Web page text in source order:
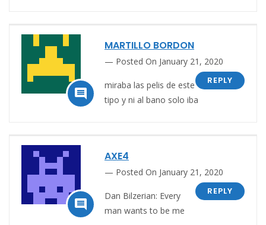

MARTILLO BORDON
Posted On January 21, 2020
REPLY
miraba las pelis de este
tipo y ni al bano solo iba

AXE4
Posted On January 21, 2020
REPLY
Dan Bilzerian: Every
man wants to be me